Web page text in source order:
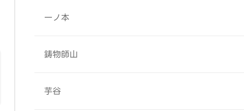
一ノ本
鋳物師山
芋谷